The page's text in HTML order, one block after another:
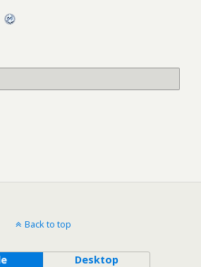
Back to top
Desktop